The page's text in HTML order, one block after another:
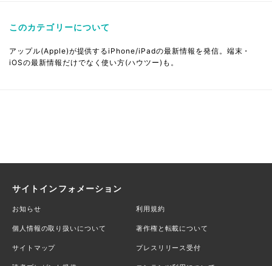
このカテゴリーについて
アップル(Apple)が提供するiPhone/iPadの最新情報を発信。端末・
iOSの最新情報だけでなく使い方(ハウツー)も。
サイトインフォメーション
お知らせ 利用規約
個人情報の取り扱いについて 著作権と転載について
サイトマップ プレスリリース受付